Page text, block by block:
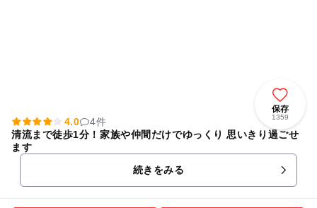
保存
1359
4.0
4件
清流まで徒歩1分！家族や仲間だけでゆっくり 思いきり過ごせ
ます
続きをみる